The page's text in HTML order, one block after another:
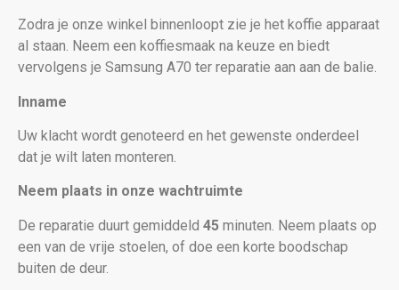
Zodra je onze winkel binnenloopt zie je het koffie apparaat
al staan. Neem een koffiesmaak na keuze en biedt
vervolgens je Samsung A70 ter reparatie aan aan de balie.
Inname
Uw klacht wordt genoteerd en het gewenste onderdeel
dat je wilt laten monteren.
Neem plaats in onze wachtruimte
De reparatie duurt gemiddeld 45 minuten. Neem plaats op
een van de vrije stoelen, of doe een korte boodschap
buiten de deur.